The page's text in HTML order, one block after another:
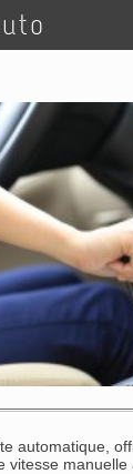
automatique,
vitesse